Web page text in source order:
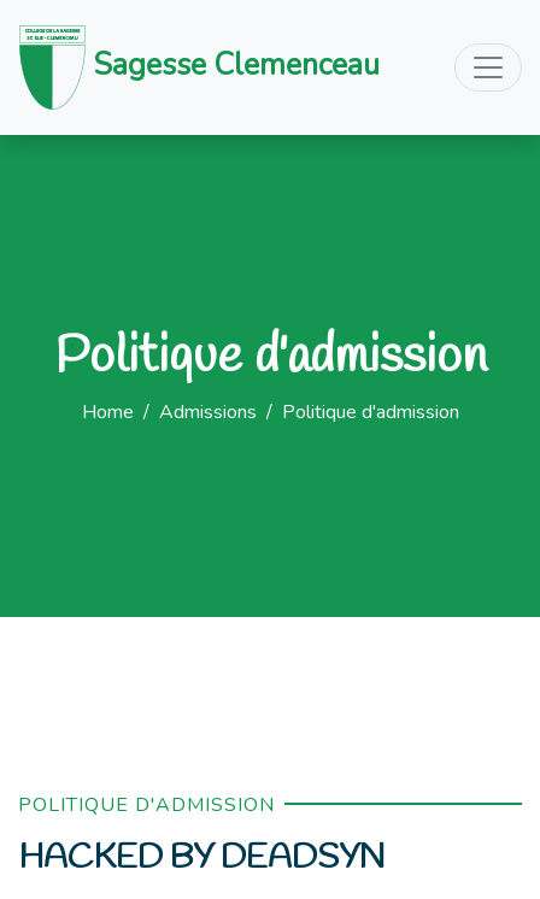
Sagesse Clemenceau
Politique d'admission
Home / Admissions / Politique d'admission
POLITIQUE D'ADMISSION
HACKED BY DEADSYN